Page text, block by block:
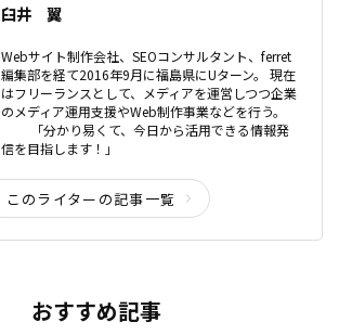
臼井 翼
Webサイト制作会社、SEOコンサルタント、ferret
編集部を経て2016年9月に福島県にUターン。 現在
はフリーランスとして、メディアを運営しつつ企業
のメディア運用支援やWeb制作事業などを行う。
「分かり易くて、今日から活用できる情報発
信を目指します！」
このライターの記事一覧
おすすめ記事